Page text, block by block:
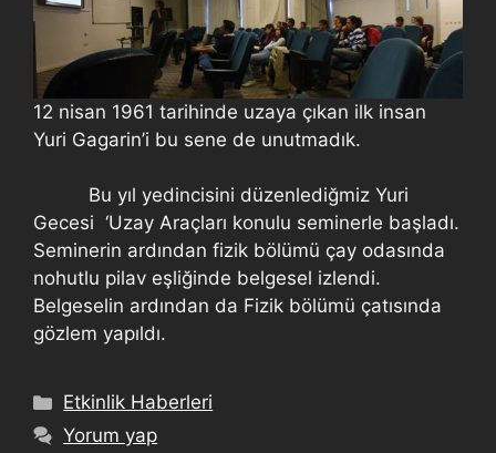
12 nisan 1961 tarihinde uzaya çıkan ilk insan
Yuri Gagarin’i bu sene de unutmadık.
Bu yıl yedincisini düzenlediğmiz Yuri
Gecesi ‘Uzay Araçları konulu seminerle başladı.
Seminerin ardından fizik bölümü çay odasında
nohutlu pilav eşliğinde belgesel izlendi.
Belgeselin ardından da Fizik bölümü çatısında
gözlem yapıldı.
Etkinlik Haberleri
Yorum yap